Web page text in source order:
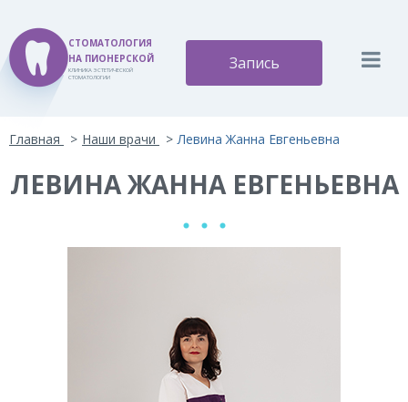
СТОМАТОЛОГИЯ
НА ПИОНЕРСКОЙ
КЛИНИКА ЭСТЕТИЧЕСКОЙ
СТОМАТОЛОГИИ
Запись
Главная Наши врачи Левина Жанна Евгеньевна
ЛЕВИНА ЖАННА ЕВГЕНЬЕВНА
ВыклРазмер шрифта: A A A Цветовая схема:
A
A A A